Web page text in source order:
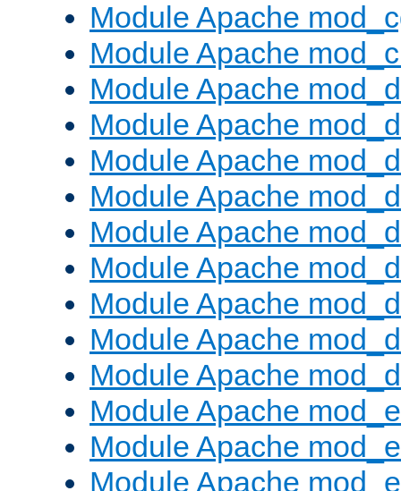
Module Apache
Module Apache
Module Apache
Module Apache
Module Apache
Module Apache
Module Apache
Module Apache
Module Apache
Module Apache
Module Apache
Module Apache
Module Apache
Module Apache